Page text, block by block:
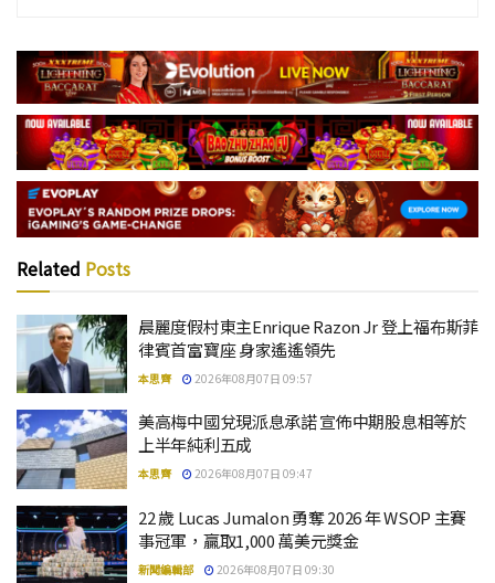
Related Posts
晨麗度假村東主Enrique Razon Jr 登上福布斯菲
律賓首富寶座 身家遙遙領先
本思齊 2026年08月07日 09:57
美高梅中國兌現派息承諾 宣佈中期股息相等於
上半年純利五成
本思齊 2026年08月07日 09:47
22 歲 Lucas Jumalon 勇奪 2026 年 WSOP 主賽
事冠軍，贏取1,000 萬美元獎金
新聞編輯部 2026年08月07日 09:30